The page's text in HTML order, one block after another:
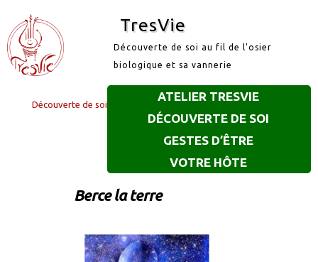
TresVie
Découverte de soi au fil de l'osier
biologique et sa vannerie
Découverte de soi
ATELIER TRESVIE
DÉCOUVERTE DE SOI
GESTES D’ÊTRE
VOTRE HÔTE
Berce la terre